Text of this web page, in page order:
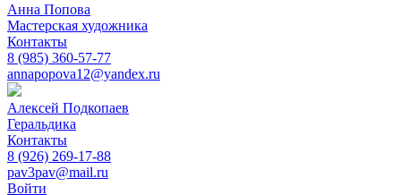
Анна Попова
Мастерская художника
Контакты
8 (985) 360-57-77
annapopova12@yandex.ru
Алексей Подкопаев
Геральдика
Контакты
8 (926) 269-17-88
pav3pav@mail.ru
Войти